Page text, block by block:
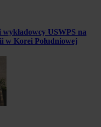
USWPS na
w Korei Południowej